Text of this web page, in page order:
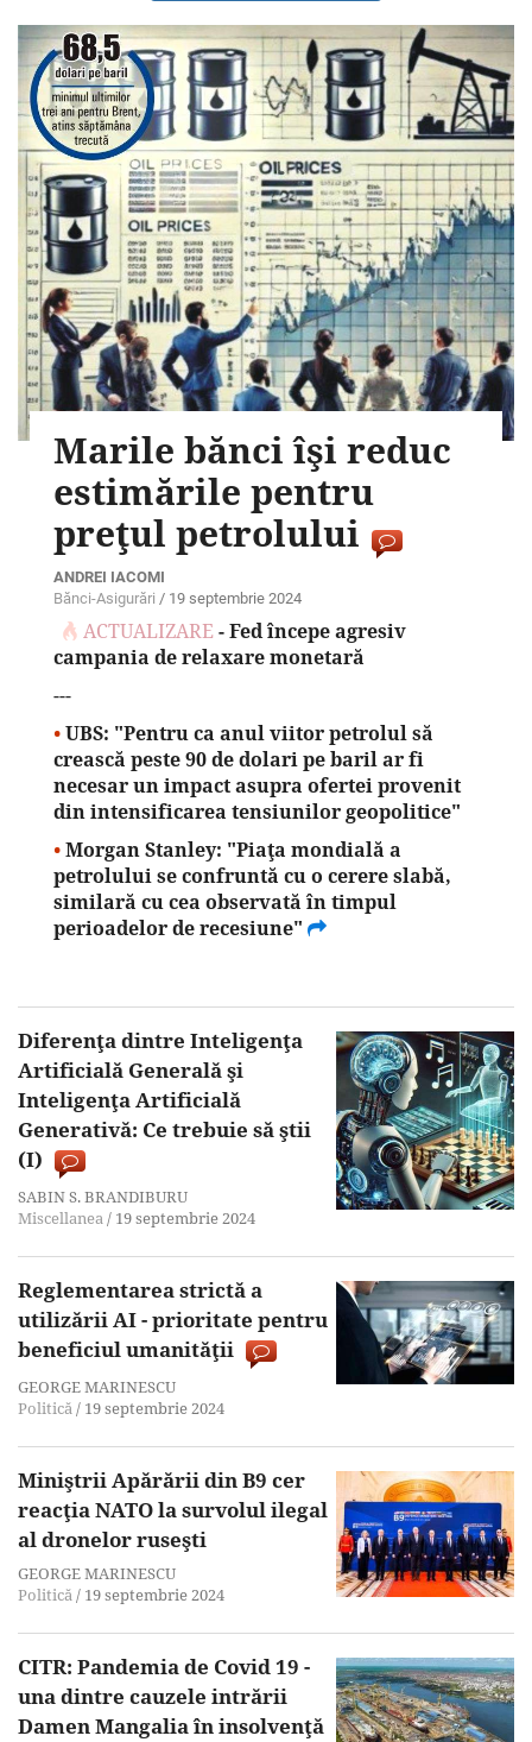
Marile bănci îşi reduc
estimările pentru
preţul petrolului
ANDREI IACOMI
Bănci-Asigurări / 19 septembrie 2024
ACTUALIZARE- Fed începe agresiv
campania de relaxare monetară
---
•UBS: "Pentru ca anul viitor petrolul să
crească peste 90 de dolari pe baril ar fi
necesar un impact asupra ofertei provenit
din intensificarea tensiunilor geopolitice"
•Morgan Stanley: "Piaţa mondială a
petrolului se confruntă cu o cerere slabă,
similară cu cea observată în timpul
perioadelor de recesiune"
Diferenţa dintre Inteligenţa
Artificială Generală şi
Inteligenţa Artificială
Generativă: Ce trebuie să ştii
(I)
SABIN S. BRANDIBURU
Miscellanea/ 19 septembrie 2024
Reglementarea strictă a
utilizării AI - prioritate pentru
beneficiul umanităţii
GEORGE MARINESCU
Politică/ 19 septembrie 2024
Miniştrii Apărării din B9 cer
reacţia NATO la survolul ilegal
al dronelor ruseşti
GEORGE MARINESCU
Politică/ 19 septembrie 2024
CITR: Pandemia de Covid 19 -
una dintre cauzele intrării
Damen Mangalia în insolvenţă